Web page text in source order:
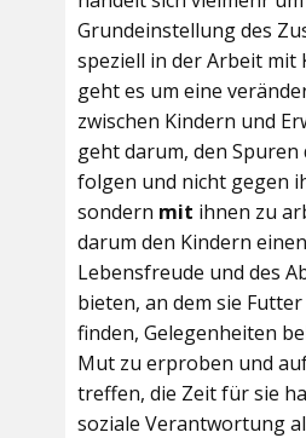
Grundeinstellung des
speziell in der Arbeit mit
geht es um eine
zwischen Kindern und
geht darum, den Spuren
folgen und nicht gegen
sondern mit ihnen zu
darum den Kindern
Lebensfreude und des
bieten, an dem sie
finden, Gelegenheiten
Mut zu erproben und
treffen, die Zeit für sie
soziale Verantwortung